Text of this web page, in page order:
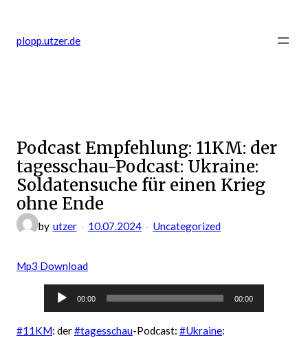
springen
plopp.utzer.de
Podcast Empfehlung: 11KM: der
tagesschau-Podcast: Ukraine:
Soldatensuche für einen Krieg
ohne Ende
by utzer 10.07.2024 Uncategorized
Mp3 Download
Audio-
00:00 00:00
#11KM: der#tagesschau-Podcast: #Ukraine: